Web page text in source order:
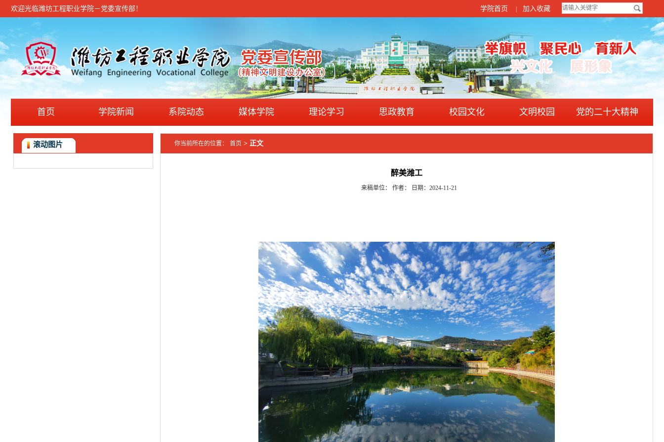
欢迎光临潍坊工程职业学院－党委宣传部！ 学院首页 加入收藏
首页 学院新闻 系院动态 媒体学院 理论学习 思政教育 校园文化 文明校园 党的二十大精神
滚动图片 你当前所在的位置： 首页 > 正文
醉美潍工
来稿单位： 作者： 日期：2024-11-21